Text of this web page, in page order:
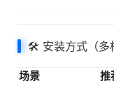
🛠️ 安装方式（多
场景 推